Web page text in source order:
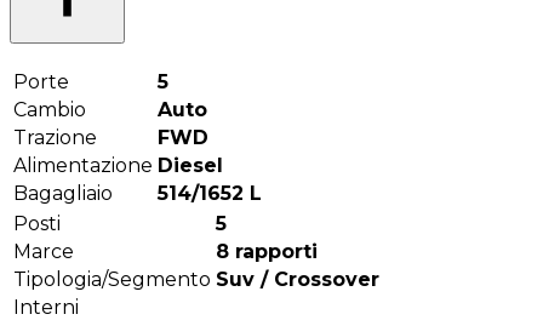
Porte
5
Cambio
Auto
Trazione
FWD
Alimentazione Diesel
Bagagliaio
514/1652 L
Posti
5
Marce
8 rapporti
Tipologia/Segmento Suv / Crossover
Interni